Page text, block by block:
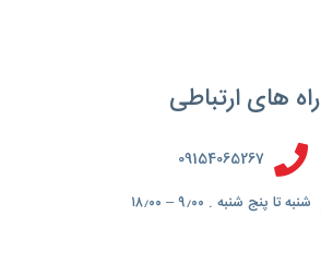
راه های ارتباطی
09154065267
شنبه تا پنج شنبه . ۹٫۰۰ – ۱۸٫۰۰